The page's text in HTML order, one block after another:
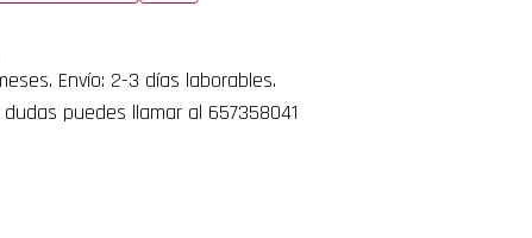
Envío: 2-3 días laborables.
dudas puedes llamar al 657358041